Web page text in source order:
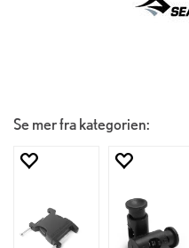
Se mer fra kategorien: